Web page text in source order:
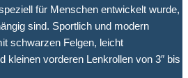
für Menschen entwickelt wurde,
sind. Sportlich und modern
schwarzen Felgen, leicht
kleinen vorderen Lenkrollen von 3″ bis